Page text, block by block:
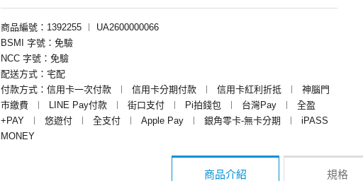
商品編號：1392255 ︱
UA2600000066
BSMI 字號：免驗
NCC 字號：免驗
配送方式：宅配
付款方式：信用卡一次付款
︱ 信用卡分期付款 ︱ 信用卡紅利折抵 ︱
神腦門
市繳費
︱ LINE Pay付款 ︱ 街口支付 ︱ Pi拍錢包 ︱ 台灣Pay ︱
全盈
+PAY
︱ 悠遊付 ︱ 全支付 ︱ Apple Pay ︱ 銀角零卡-無卡分期 ︱
iPASS
MONEY
商品介紹 規格